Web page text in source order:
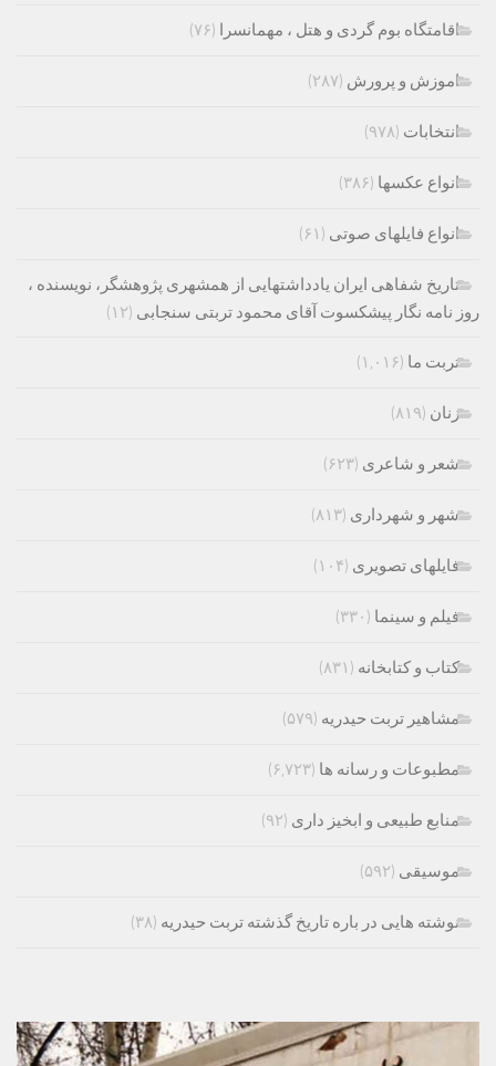
اقامتگاه بوم گردی و هتل ، مهمانسرا (۷۶)
اموزش و پرورش (۲۸۷)
انتخابات (۹۷۸)
انواع عکسها (۳۸۶)
انواع فایلهای صوتی (۶۱)
تاریخ شفاهی ایران یادداشتهایی از همشهری پژوهشگر، نویسنده ،
روز نامه نگار پیشکسوت آقای محمود تربتی سنجابی (۱۲)
تربت ما (۱,۰۱۶)
زنان (۸۱۹)
شعر و شاعری (۶۲۳)
شهر و شهرداری (۸۱۳)
فایلهای تصویری (۱۰۴)
فیلم و سینما (۳۳۰)
کتاب و کتابخانه (۸۳۱)
مشاهیر تربت حیدریه (۵۷۹)
مطبوعات و رسانه ها (۶,۷۲۳)
منابع طبیعی و ابخیز داری (۹۲)
موسیقی (۵۹۲)
نوشته هایی در باره تاریخ گذشته تربت حیدریه (۳۸)